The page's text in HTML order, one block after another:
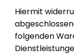
Hiermit
folgenden